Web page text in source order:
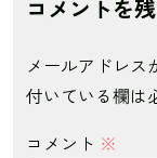
コメントを
メールアドレス
付いている欄は
コメント ※